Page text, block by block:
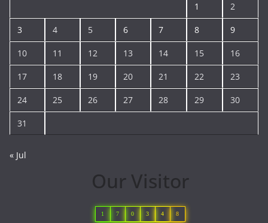
1 2
3 4 5 6 7 8 9
10 11 12 13 14 15 16
17 18 19 20 21 22 23
24 25 26 27 28 29 30
31
« Jul
Our Visitor
1 7 0 3 4 8